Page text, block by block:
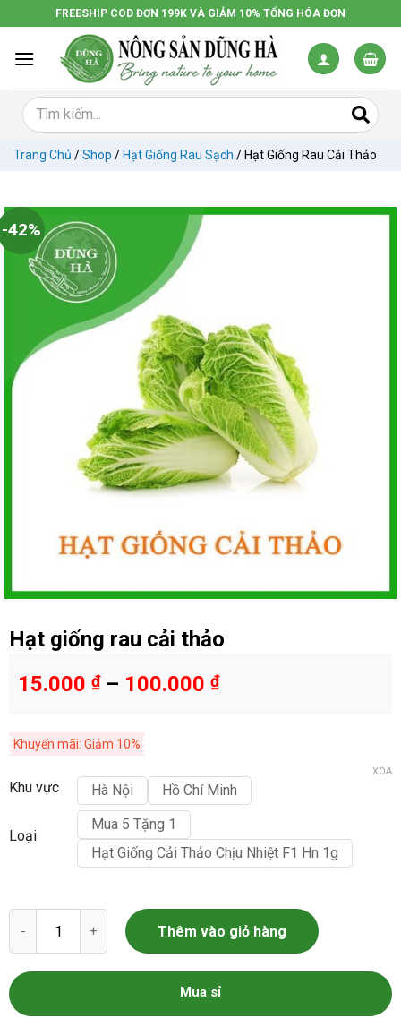
đến
dung
FREESHIP COD ĐƠN 199K VÀ GIẢM 10% TỔNG HÓA ĐƠN
Trang Chủ /Shop / Hạt Giống Rau Sạch / Hạt Giống Rau Cải Thảo
-42%
Hạt giống rau cải thảo
15.000 ₫– 100.000 ₫
Khuyến mãi: Giảm 10%
Khu vực Hà Nội Hồ Chí Minh
Loại
Mua 5 Tặng 1
Hạt Giống Cải Thảo Chịu Nhiệt F1 Hn 1g
XÓA
Hạt giống rau cải thảo số lượng
Thêm vào giỏ hàng
Mua sỉ